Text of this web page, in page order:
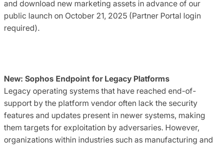
and download new marketing assets in advance of our
public launch on October 21, 2025 (Partner Portal login
required).
New: Sophos Endpoint for Legacy Platforms
Legacy operating systems that have reached end-of-
support by the platform vendor often lack the security
features and updates present in newer systems, making
them targets for exploitation by adversaries. However,
organizations within industries such as manufacturing and